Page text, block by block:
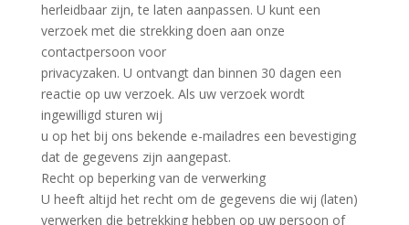
herleidbaar zijn, te laten aanpassen. U kunt een
verzoek met die strekking doen aan onze
contactpersoon voor
privacyzaken. U ontvangt dan binnen 30 dagen een
reactie op uw verzoek. Als uw verzoek wordt
ingewilligd sturen wij
u op het bij ons bekende e-mailadres een bevestiging
dat de gegevens zijn aangepast.
Recht op beperking van de verwerking
U heeft altijd het recht om de gegevens die wij (laten)
verwerken die betrekking hebben op uw persoon of